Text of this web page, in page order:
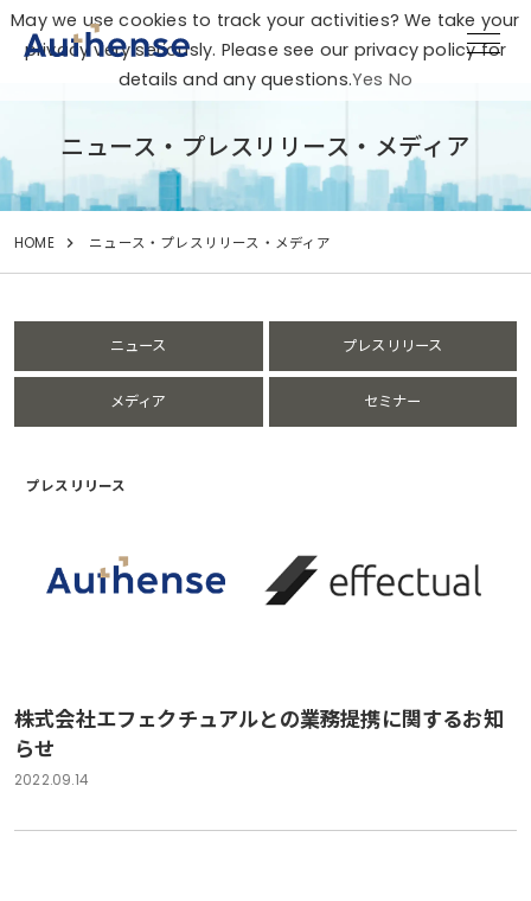
ニュース・プレスリリース・メディア
HOME ニュース・プレスリリース・メディア
ニュース プレスリリース
メディア セミナー
プレスリリース
株式会社エフェクチュアルとの業務提携に関するお知
らせ
2022.09.14
May we use cookies to track your activities? We take your
privacy very seriously. Please see our privacy policy for
details and any questions.Yes No